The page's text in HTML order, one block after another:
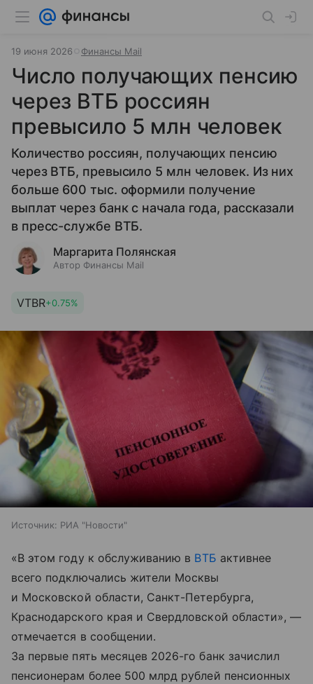
19 июня 2026 Финансы Mail
Число получающих пенсию
через ВТБ россиян
превысило 5 млн человек
Количество россиян, получающих пенсию
через ВТБ, превысило 5 млн человек. Из них
больше 600 тыс. оформили получение
выплат через банк с начала года, рассказали
в пресс-службе ВТБ.
Маргарита Полянская
Автор Финансы Mail
VTBR+0.75%
Источник: РИА "Новости"
«В этом году к обслуживанию в ВТБ активнее
всего подключались жители Москвы
и Московской области, Санкт-Петербурга,
Краснодарского края и Свердловской области», —
отмечается в сообщении.
За первые пять месяцев 2026-го банк зачислил
пенсионерам более 500 млрд рублей пенсионных